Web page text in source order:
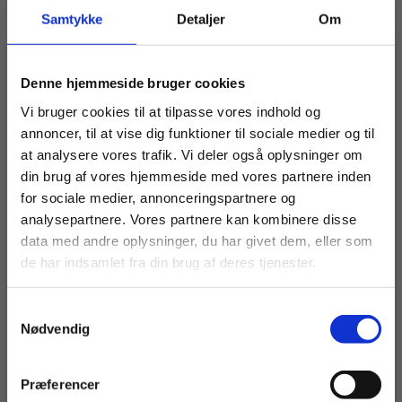
Samtykke Detaljer Om
Denne hjemmeside bruger cookies
Vi bruger cookies til at tilpasse vores indhold og
annoncer, til at vise dig funktioner til sociale medier og til
at analysere vores trafik. Vi deler også oplysninger om
din brug af vores hjemmeside med vores partnere inden
for sociale medier, annonceringspartnere og
analysepartnere. Vores partnere kan kombinere disse
data med andre oplysninger, du har givet dem, eller som
de har indsamlet fra din brug af deres tjenester.
Nødvendig
Præferencer
Fysiologi på tværs -
hvirveldyrene
Fra
70,00 KR.
Line Højgaard Porse
Fra
79,00 KR.
2 formater Digitale Læremidler
Køb læremidler og find masterclasses mm.
Fortsæt som:
For privatkunder og
studerende. Du får
vist priser inkl.
For institutioner og
virksomheder. Du
får vist priser ekskl.